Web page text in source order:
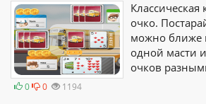
0 0 1194
Классическая
очко.
можно ближе
одной масти
очков